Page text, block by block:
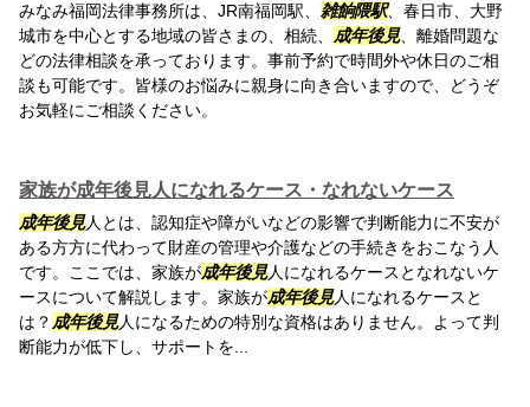
みなみ福岡法律事務所は、JR南福岡駅、 雑餉隈駅、春日市、大野
城市を中心とする地域の皆さまの、相続、 成年後見、離婚問題な
どの法律相談を承っております。事前予約で時間外や休日のご相
談も可能です。皆様のお悩みに親身に向き合いますので、どうぞ
お気軽にご相談ください。
家族が成年後見人になれるケース・なれないケース
成年後見人とは、認知症や障がいなどの影響で判断能力に不安が
ある方方に代わって財産の管理や介護などの手続きをおこなう人
です。ここでは、家族が成年後見人になれるケースとなれないケ
ースについて解説します。家族が成年後見人になれるケースと
は？ 成年後見人になるための特別な資格はありません。よって判
断能力が低下し、サポートを...